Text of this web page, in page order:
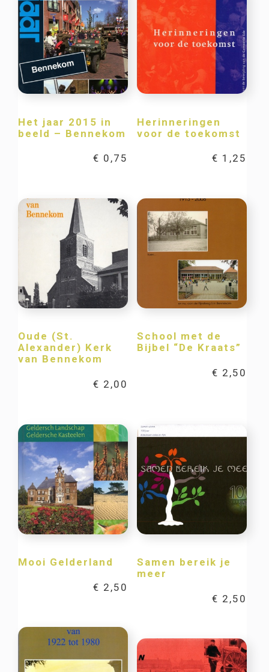
Het jaar 2015 in
beeld – Bennekom
€ 0,75
Herinneringen
voor de toekomst
€ 1,25
Oude (St.
Alexander) Kerk
van Bennekom
€ 2,00
School met de
Bijbel “De Kraats”
€ 2,50
Mooi Gelderland
€ 2,50
Samen bereik je
meer
€ 2,50